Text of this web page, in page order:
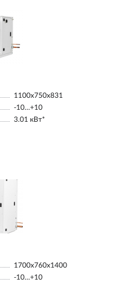
1100х750х831
-10…+10
3.01 кВт*
1700х760х1400
-10…+10